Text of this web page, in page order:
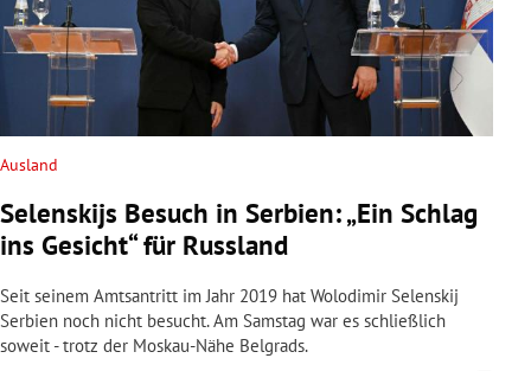
Untermenü
Untermenü
Ausland
Selenskijs Besuch in Serbien: „Ein Schlag
ins Gesicht“ für Russland
Seit seinem Amtsantritt im Jahr 2019 hat Wolodimir Selenskij
Serbien noch nicht besucht. Am Samstag war es schließlich
soweit - trotz der Moskau-Nähe Belgrads.